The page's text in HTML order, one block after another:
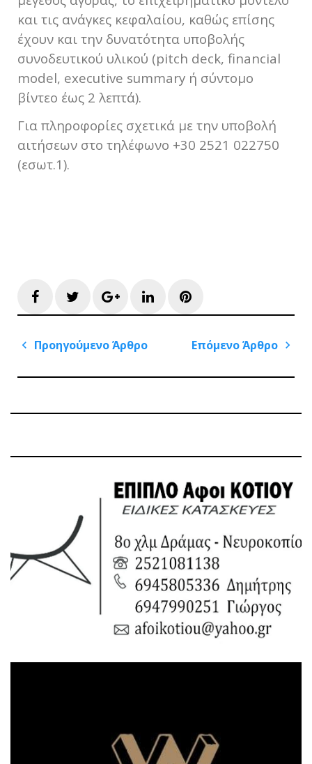
και τις ανάγκες κεφαλαίου, καθώς επίσης
έχουν και την δυνατότητα υποβολής
συνοδευτικού υλικού (pitch deck, financial
model, executive summary ή σύντομο
βίντεο έως 2 λεπτά).
Για πληροφορίες σχετικά με την υποβολή
αιτήσεων στο τηλέφωνο +30 2521 022750
(εσωτ.1).
FacebookTwitterGoogle+LinkedInPinterest
Πλοήγηση
Προηγούμενο Άρθρο
Επόμενο Άρθρο